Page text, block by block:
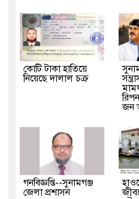
কোটি টাকা হাতিয়ে
নিয়েছে দালাল চক্র
জন
গনবিজ্ঞপ্তি--সুনামগঞ্জ
জেলা প্রশাসন